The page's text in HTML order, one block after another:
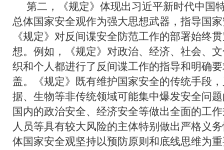
第二，《规定》体现出习近平新时代中国
总体国家安全观作为强大思想武器，指导国
《规定》对反间谍安全防范工作的部署始终
想。例如，《规定》对政治、经济、社会、
织和个人都进行了反间谍工作的指导和明确
盖。《规定》既有维护国家安全的传统手段
据、生物等非传统领域可能集中爆发安全问
国内的政治安全、经济安全等做出全面的工
人员等具有较大风险的主体特别做出严格义
体国家安全观坚持以预防原则和底线思维为